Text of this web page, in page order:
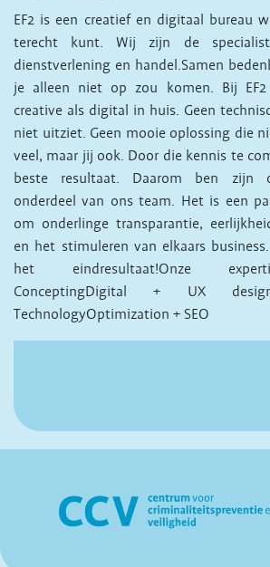
EF2 is een creatief en digitaal bureau
terecht kunt. Wij zijn de
dienstverlening en handel.Samen
je alleen niet op zou komen. Bij
creative als digital in huis. Geen
niet uitziet. Geen mooie oplossing die
veel, maar jij ook. Door die kennis te
beste resultaat. Daarom ben zijn
onderdeel van ons team. Het is een
om onderlinge transparantie,
en het stimuleren van elkaars
het eindresultaat!Onze
ConceptingDigital + UX
TechnologyOptimization + SEO